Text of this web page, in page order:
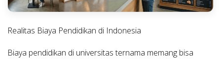
Realitas Biaya Pendidikan di Indonesia
Biaya pendidikan di universitas ternama memang bisa